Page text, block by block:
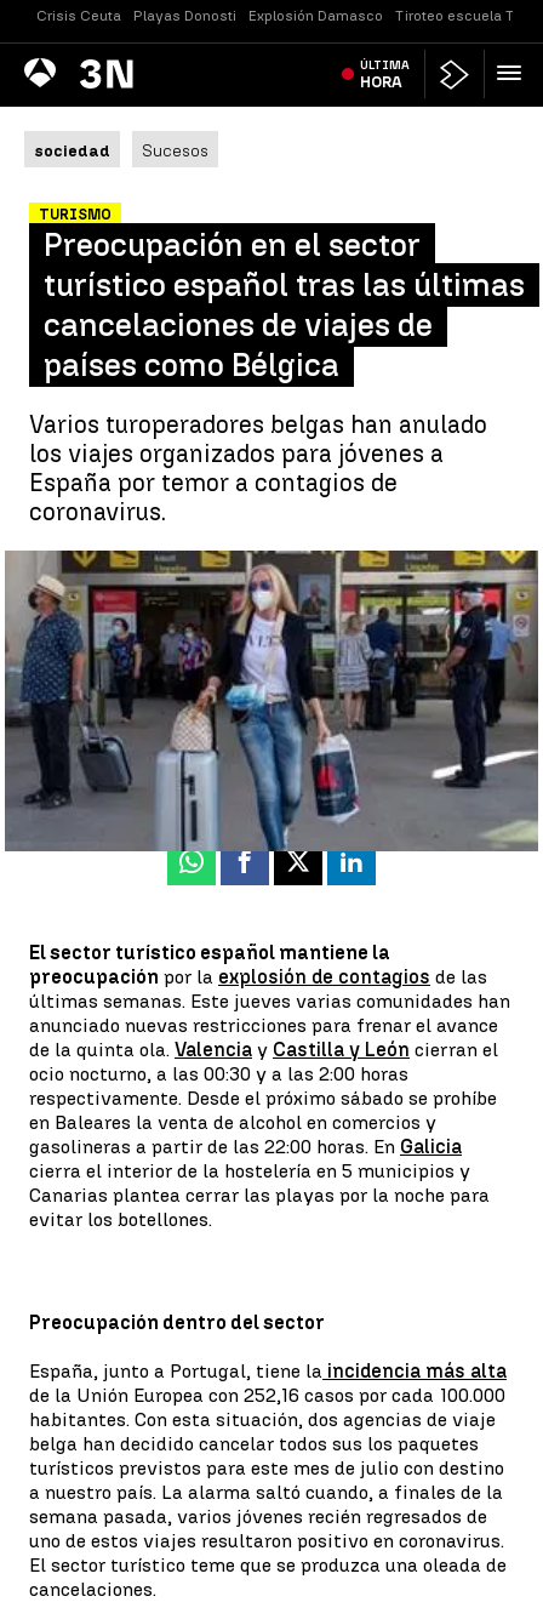
Crisis Ceuta Playas Donosti Explosión Damasco Tiroteo escuela
Antena
3 Noticias ÚLTIMA
HORA
sociedad Sucesos
TURISMO
Preocupación en el sector
turístico español tras las últimas
cancelaciones de viajes de
países como Bélgica
Varios turoperadores belgas han anulado
los viajes organizados para jóvenes a
España por temor a contagios de
coronavirus.
Preocupación en el sector turístico tras las últimas
cancelaciones de viajes de países como Bélgica |efe
Rosa María Salcedo
Actualizado:
09 de julio de 2021, 16:49
Publicado:08 de julio de 2021, 15:57
Whatsapp
Facebook
X Linkedin
El sector turístico español mantiene la
preocupación por la explosión de contagios de las
últimas semanas. Este jueves varias comunidades han
anunciado nuevas restricciones para frenar el avance
de la quinta ola. Valencia y Castilla y León cierran el
ocio nocturno, a las 00:30 y a las 2:00 horas
respectivamente. Desde el próximo sábado se prohíbe
en Baleares la venta de alcohol en comercios y
gasolineras a partir de las 22:00 horas. En Galicia
cierra el interior de la hostelería en 5 municipios y
Canarias plantea cerrar las playas por la noche para
evitar los botellones.
Preocupación dentro del sector
España, junto a Portugal, tiene la incidencia más alta
de la Unión Europea con 252,16 casos por cada 100.000
habitantes. Con esta situación, dos agencias de viaje
belga han decidido cancelar todos sus los paquetes
turísticos previstos para este mes de julio con destino
a nuestro país. La alarma saltó cuando, a finales de la
semana pasada, varios jóvenes recién regresados de
uno de estos viajes resultaron positivo en coronavirus.
El sector turístico teme que se produzca una oleada de
cancelaciones.